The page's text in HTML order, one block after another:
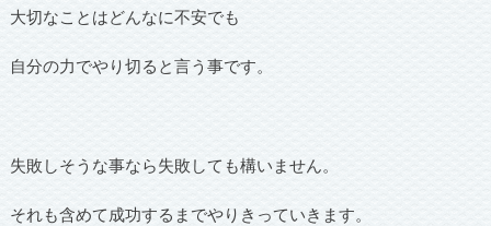
大切なことはどんなに不安でも
自分の力でやり切ると言う事です。
失敗しそうな事なら失敗しても構いません。
それも含めて成功するまでやりきっていきます。